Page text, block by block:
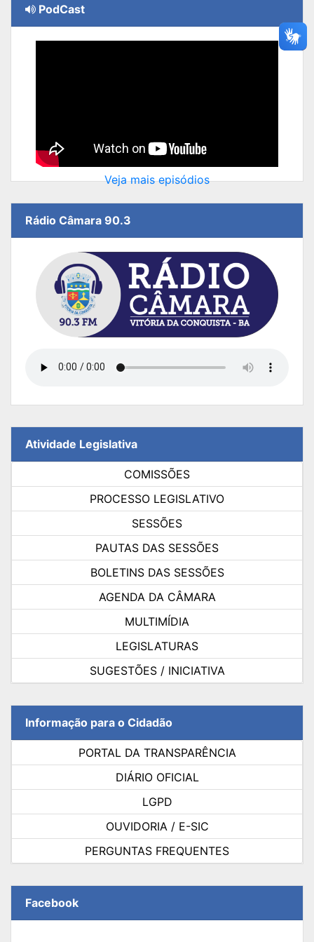
PodCast
Veja mais episódios
Rádio Câmara 90.3
Atividade Legislativa
COMISSÕES
PROCESSO LEGISLATIVO
SESSÕES
PAUTAS DAS SESSÕES
BOLETINS DAS SESSÕES
AGENDA DA CÂMARA
MULTIMÍDIA
LEGISLATURAS
SUGESTÕES / INICIATIVA
Informação para o Cidadão
PORTAL DA TRANSPARÊNCIA
DIÁRIO OFICIAL
LGPD
OUVIDORIA / E-SIC
PERGUNTAS FREQUENTES
Facebook